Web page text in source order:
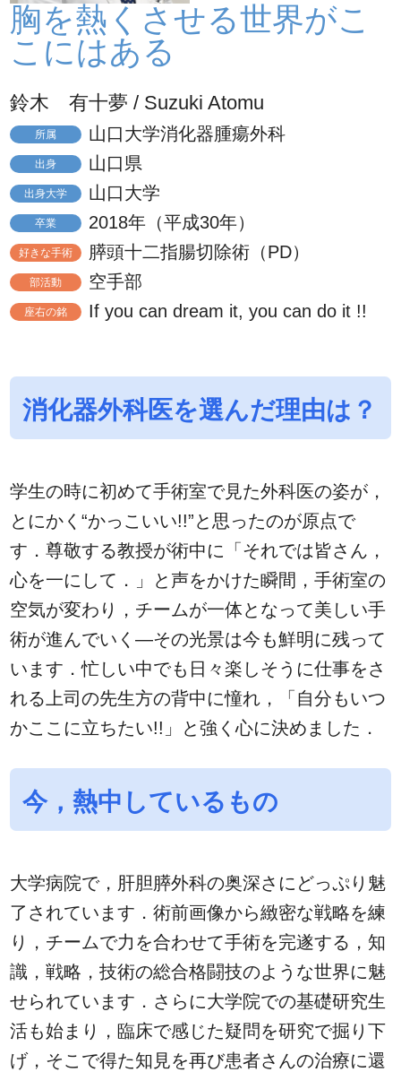
胸を熱くさせる世界がこ
こにはある
鈴木 有十夢 / Suzuki Atomu
所属 山口大学消化器腫瘍外科
出身 山口県
出身大学 山口大学
卒業 2018年（平成30年）
好きな手術 膵頭十二指腸切除術（PD）
部活動 空手部
座右の銘 If you can dream it, you can do it !!
消化器外科医を選んだ理由は？
学生の時に初めて手術室で見た外科医の姿が，
とにかく“かっこいい!!”と思ったのが原点で
す．尊敬する教授が術中に「それでは皆さん，
心を一にして．」と声をかけた瞬間，手術室の
空気が変わり，チームが一体となって美しい手
術が進んでいく—その光景は今も鮮明に残って
います．忙しい中でも日々楽しそうに仕事をさ
れる上司の先生方の背中に憧れ，「自分もいつ
かここに立ちたい!!」と強く心に決めました．
今，熱中しているもの
大学病院で，肝胆膵外科の奥深さにどっぷり魅
了されています．術前画像から緻密な戦略を練
り，チームで力を合わせて手術を完遂する，知
識，戦略，技術の総合格闘技のような世界に魅
せられています．さらに大学院での基礎研究生
活も始まり，臨床で感じた疑問を研究で掘り下
げ，そこで得た知見を再び患者さんの治療に還